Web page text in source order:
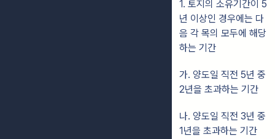
1. 토지의 소유기간이 5
년 이상인 경우에는 다
음 각 목의 모두에 해당
하는 기간
가. 양도일 직전 5년 중
2년을 초과하는 기간
나. 양도일 직전 3년 중
1년을 초과하는 기간